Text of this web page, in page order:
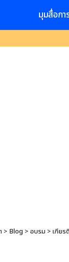
มุมสื่อก
> Blog > อบรม > เกีย